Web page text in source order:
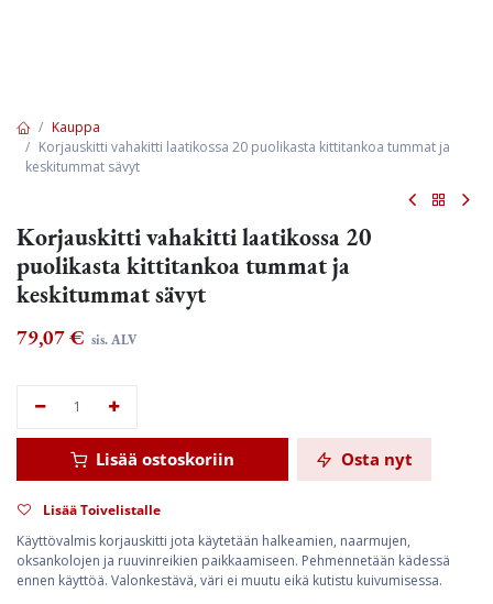
Kauppa
Korjauskitti vahakitti laatikossa 20 puolikasta kittitankoa tummat ja
keskitummat sävyt
Korjauskitti vahakitti laatikossa 20
puolikasta kittitankoa tummat ja
keskitummat sävyt
79,07€ sis. ALV
Lisää ostoskoriin Osta nyt
Lisää Toivelistalle
Käyttövalmis korjauskitti jota käytetään halkeamien, naarmujen,
oksankolojen ja ruuvinreikien paikkaamiseen. Pehmennetään kädessä
ennen käyttöä. Valonkestävä, väri ei muutu eikä kutistu kuivumisessa.